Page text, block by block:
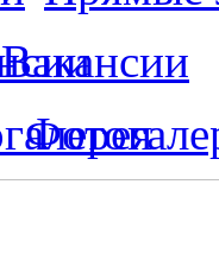
Вакансии